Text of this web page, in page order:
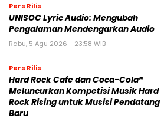
Pers Rilis
UNISOC Lyric Audio: Mengubah
Pengalaman Mendengarkan Audio
Rabu, 5 Agu 2026 - 23:58 WIB
Pers Rilis
Hard Rock Cafe dan Coca-Cola®
Meluncurkan Kompetisi Musik Hard
Rock Rising untuk Musisi Pendatang
Baru